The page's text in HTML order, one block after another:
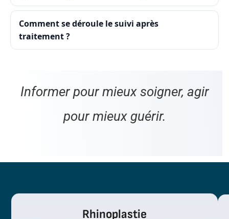
Comment se déroule le suivi après
traitement ?
Informer pour mieux soigner, agir
pour mieux guérir.
Rhinoplastie